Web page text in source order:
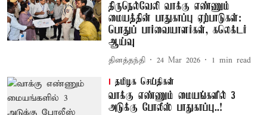
திருநெல்வேலி வாக்கு எண்ணும்
மையத்தின் பாதுகாப்பு ஏற்பாடுகள்:
பொதுப் பார்வையாளர்கள், கலெக்டர்
ஆய்வு
தினத்தந்தி 24 Mar 2026 1 min read
தமிழக செய்திகள்
வாக்கு எண்ணும் மையங்களில் 3
அடுக்கு போலீஸ் பாதுகாப்பு..!